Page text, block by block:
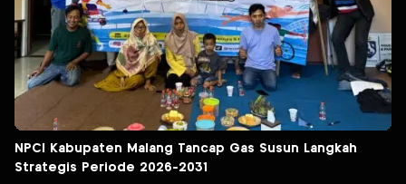
NPCI Kabupaten Malang Tancap Gas Susun Langkah
Strategis Periode 2026-2031